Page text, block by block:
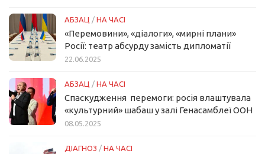
АБЗАЦ / НА ЧАСІ
«Перемовини», «діалоги», «мирні плани»
Росії: театр абсурду замість дипломатії
22.06.2025
АБЗАЦ / НА ЧАСІ
Спаскудження перемоги: росія влаштувала
«культурний» шабаш у залі Генасамблеї ООН
08.05.2025
ДІАГНОЗ / НА ЧАСІ